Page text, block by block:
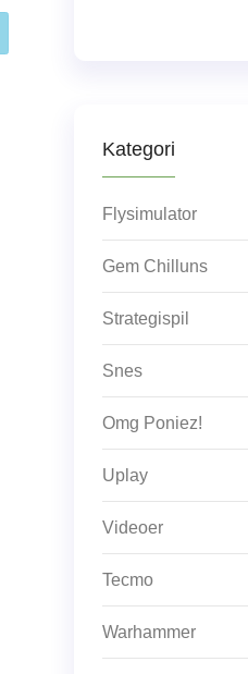
Kategori
Flysimulator
Gem Chilluns
Strategispil
Snes
Omg Poniez!
Uplay
Videoer
Tecmo
Warhammer